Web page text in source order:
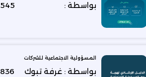
بواسطة : 545
المسؤولية الاجتماعية للشركات
بواسطة : غرفة تبوك 836